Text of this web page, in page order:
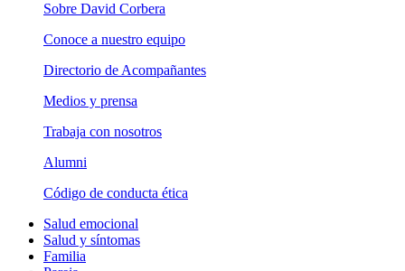
Sobre David Corbera
Conoce a nuestro equipo
Directorio de Acompañantes
Medios y prensa
Trabaja con nosotros
Alumni
Código de conducta ética
Salud emocional
Salud y síntomas
Familia